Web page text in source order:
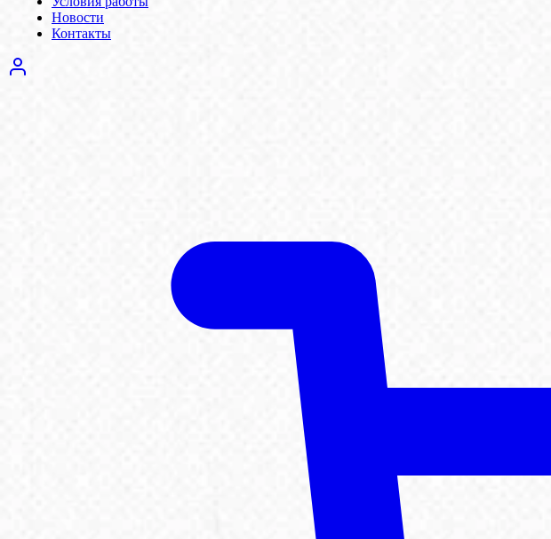
Новости
Контакты